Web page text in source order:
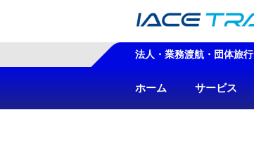
法人・業務渡航・団体旅行
ホーム サービス